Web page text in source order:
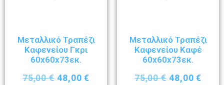
Μεταλλικό Τραπέζι
Καφενείου Γκρι
60x60x73εκ.
75,00€ 48,00€
Μεταλλικό Τραπέζι
Καφενείου Καφέ
60x60x73εκ.
75,00€ 48,00€